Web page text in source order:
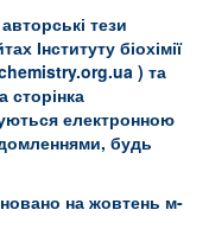
тези
Інституту біохімії
) та
сторінка
електронною
будь
на жовтень м-